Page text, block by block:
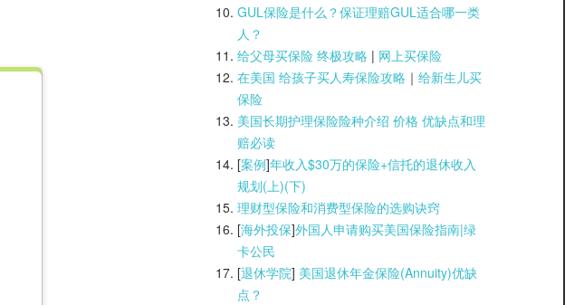
GUL保险是什么？保证理赔GUL适合哪一类
人？
给父母买保险 终极攻略 | 网上买保险
在美国 给孩子买人寿保险攻略 ｜ 给新生儿买
保险
美国长期护理保险险种介绍 价格 优缺点和理
赔必读
[案例]年收入$30万的保险+信托的退休收入
规划(上)(下)
理财型保险和消费型保险的选购诀窍
[海外投保]外国人申请购买美国保险指南|绿
卡公民
[退休学院] 美国退休年金保险(Annuity)优缺
点？